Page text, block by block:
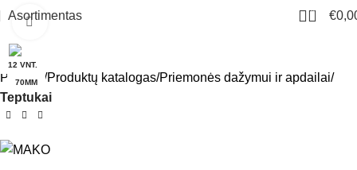
Asortimentas 0 €
12 VNT.
70MM
Click to enlarge
Pradžia Produktų katalogas Priemonės dažymui ir apdailai
Teptukai